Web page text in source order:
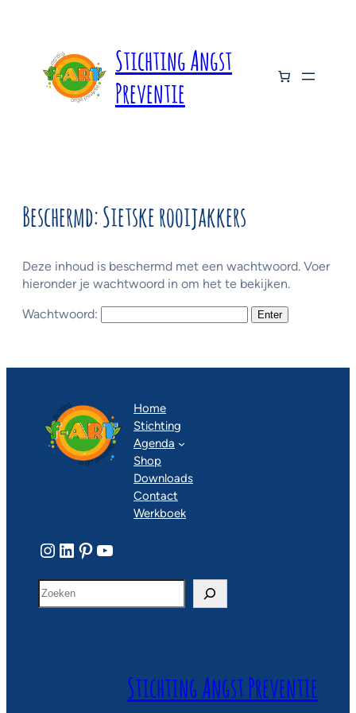
Stichting Angst
Preventie
Beschermd: Sietske rooijakkers
Deze inhoud is beschermd met een wachtwoord. Voer
hieronder je wachtwoord in om het te bekijken.
Wachtwoord:
Home
Stichting
Agenda
Shop
Downloads
Contact
Werkboek
Instagram LinkedIn Pinterest YouTube
Z
o
Stichting Angst Preventie